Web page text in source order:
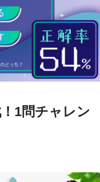
1問チャレン